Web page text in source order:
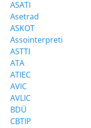
ASATI
Asetrad
ASKOT
Assointerpreti
ASTTI
ATA
ATIEC
AVIC
AVLIC
BDÜ
CBTIP